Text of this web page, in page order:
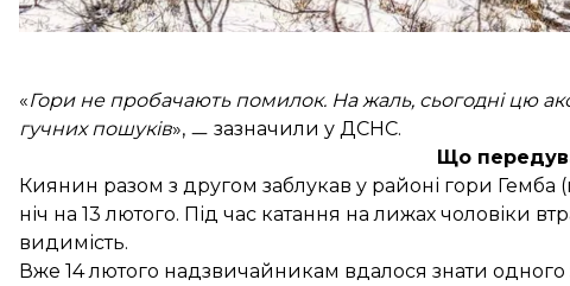
«Гори не пробачають помилок. На жаль, сьогодні цю
гучних пошуків», ㅡ зазначили у ДСНС.
Що
Киянин разом з другом заблукав у районі гори
ніч на 13 лютого. Під час катання на лижах чоловіки
видимість.
Вже 14 лютого надзвичайникам вдалося знати одного